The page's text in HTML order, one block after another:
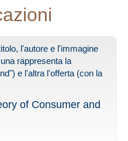
of Consumer and